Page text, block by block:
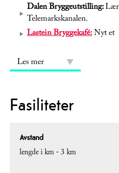
Dalen Bryggeutstilling:
Telemarkskanalen.
Lastein Bryggekafé:Nyt et
Les mer
Fasiliteter
Avstand
lengde i km -3 km